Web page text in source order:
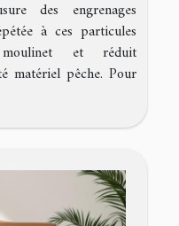
des engrenages
à ces particules
et réduit
matériel pêche. Pour